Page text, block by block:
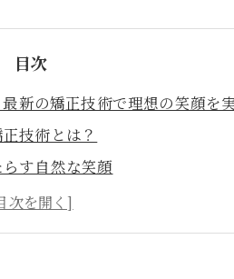
目次
新の矯正技術で理想の笑顔を
技術とは？
す自然な笑顔
術の進化を体感
端の矯正方法を知る